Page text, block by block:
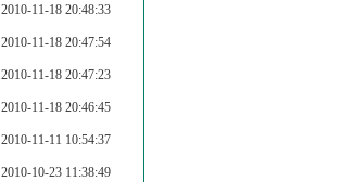
2010-11-18 20:48:33
2010-11-18 20:47:54
2010-11-18 20:47:23
2010-11-18 20:46:45
2010-11-11 10:54:37
2010-10-23 11:38:49